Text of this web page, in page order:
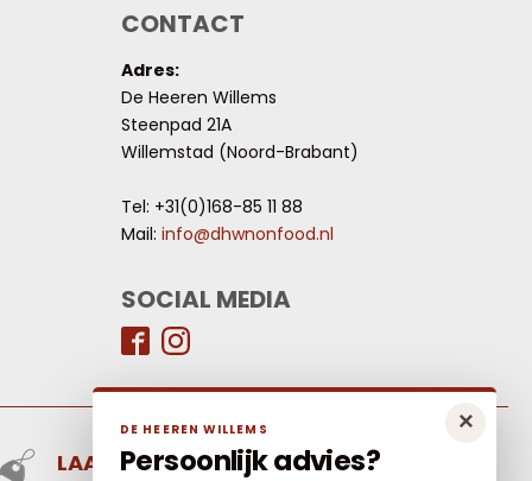
CONTACT
Adres:
De Heeren Willems
Steenpad 21A
Willemstad (Noord-Brabant)
Tel: +31(0)168-85 11 88
Mail: info@dhwnonfood.nl
SOCIAL MEDIA
LAAGSTE PRIJS
×
DE HEEREN WILLEMS
Persoonlijk advies?